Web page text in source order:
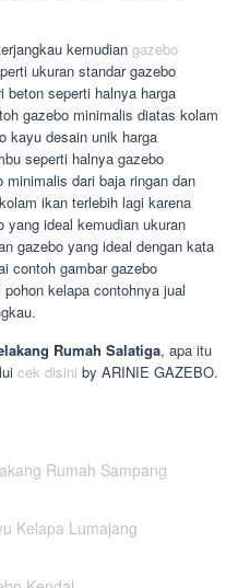
kemudian gazebo
ukuran standar gazebo
beton seperti halnya harga
gazebo minimalis diatas kolam
kayu desain unik harga
seperti halnya gazebo
dari baja ringan dan
ikan terlebih lagi karena
yang ideal kemudian ukuran
gazebo yang ideal dengan kata
contoh gambar gazebo
kelapa contohnya jual
Rumah Salatiga, apa itu
cek disini by ARINIE GAZEBO.
Rumah Sampang
Kelapa Lumajang